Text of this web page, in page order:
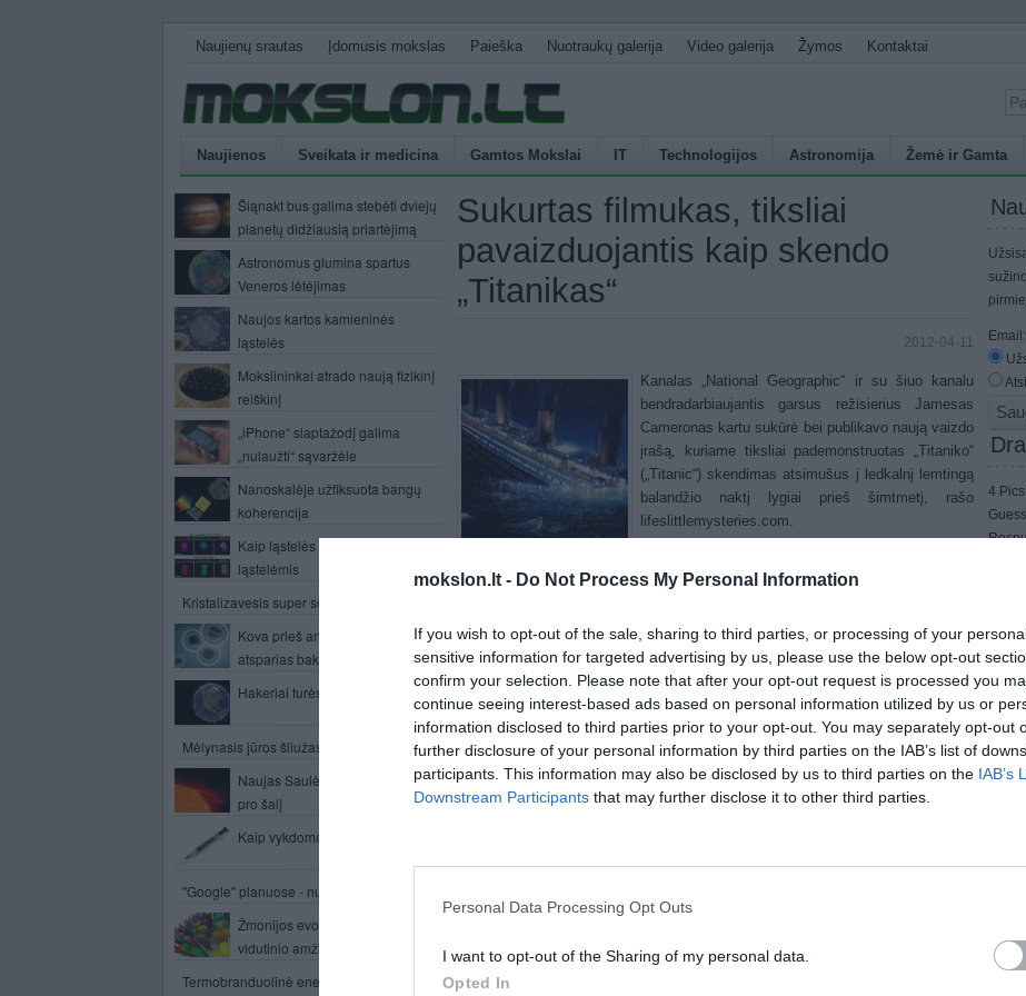
mokslon.lt - Do Not Process My Personal Information
If you wish to opt-out of the sale, sharing to third parties, or processing of your
sensitive information for targeted advertising by us, please use the below opt-out
confirm your selection. Please note that after your opt-out request is processed you
continue seeing interest-based ads based on personal information utilized by us or
information disclosed to third parties prior to your opt-out. You may separately opt-out
further disclosure of your personal information by third parties on the IAB’s list of
participants. This information may also be disclosed by us to third parties on the IAB’s
Downstream Participants that may further disclose it to other third parties.
Personal Data Processing Opt Outs
I want to opt-out of the Sharing of my personal data.
Opted In
Naujienų srautas Įdomusis mokslas Paieška Nuotraukų galerija Video galerija Žymos Kontaktai
Naujienos Sveikata ir medicina Gamtos Mokslai IT Technologijos Astronomija Žemė ir Gamta
Šiąnakt bus galima stebėti dviejų
planetų didžiausią priartėjimą
Astronomus glumina spartus
Veneros lėtėjimas
Naujos kartos kamieninės
ląstelės
Mokslininkai atrado naują fizikinį
reiškinį
„iPhone“ slaptažodį galima
„nulaužti“ sąvaržėle
Nanoskalėje užfiksuota bangų
koherencija
Kaip ląstelės tampa vėžinėmis
ląstelėmis
Kristalizavesis super sotusis tirpalas
Kova prieš antibiotikams
atsparias bakterijas
Hakeriai turės savo palydovus
Mėlynasis jūros šliužas
Naujas Saulės žybsnis: laimei,
pro šalį
Kaip vykdoma mirties bausmė
"Google" planuose - nuosavi palydovai
Žmonijos evoliucijos variklis –
vidutinio amžiaus žmonės
Termobranduolinė energija, dar vienas
Sukurtas filmukas, tiksliai
pavaizduojantis kaip skendo
„Titanikas“
2012-04-11
Kanalas „National Geographic“ ir su šiuo kanalu
bendradarbiaujantis garsus režisierius Jamesas
Cameronas kartu sukūrė bei publikavo naują vaizdo
įrašą, kuriame tiksliai pademonstruotas „Titaniko“
(„Titanic“) skendimas atsimušus į ledkalnį lemtingą
balandžio naktį lygiai prieš šimtmetį, rašo
lifeslittlemysteries.com.
bei slėgimų modeliu bei įvykio vietos tyrimo duomenimis, J. Cameronas kartu
gulinčias laivo liekanas atkūrė laivo sunaikinimo ir panirimo į vandenyno gilumas
procesą. Jų teigimu, naujoji animacija yra kol kas pats tiksliausias
atvaizdavimas to, kaip laivas perlūžo ir dėl ko jo nuolaužos taip plačiai
pasklidusios.
Dramatiška vaizdų seka yra ištrauka iš dokumentinės laidos „Titanic: The Final
Word with James Cameron“, kurią parengė „National Geographic“ kanalas.
Email:
4
4
Word